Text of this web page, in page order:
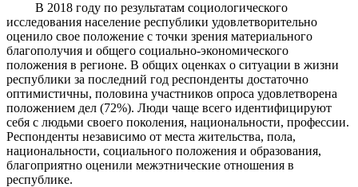
В 2018 году по результатам социологического
исследования население республики удовлетворительно
оценило свое положение с точки зрения материального
благополучия и общего социально-экономического
положения в регионе. В общих оценках о ситуации в жизни
республики за последний год респонденты достаточно
оптимистичны, половина участников опроса удовлетворена
положением дел (72%). Люди чаще всего идентифицируют
себя с людьми своего поколения, национальности, профессии.
Респонденты независимо от места жительства, пола,
национальности, социального положения и образования,
благоприятно оценили межэтнические отношения в
республике.